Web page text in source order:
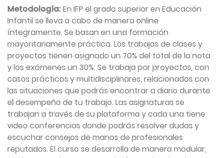
Metodología:En IFP el grado superior en Educación
Infantil se lleva a cabo de manera online
íntegramente. Se basan en una formación
mayoritariamente práctica. Los trabajos de clases y
proyectos tienen asignado un 70% del total de la nota
y los exámenes un 30%. Se trabaja por proyectos, con
casos prácticos y multidisciplinares, relacionados con
las situaciones que podrás encontrar a diario durante
el desempeño de tu trabajo. Las asignaturas se
trabajan a través de su plataforma y cada una tiene
video conferencias donde podrás resolver dudas y
escuchar consejos de manos de profesionales
reputados. El curso se desarrolla de manera modular,